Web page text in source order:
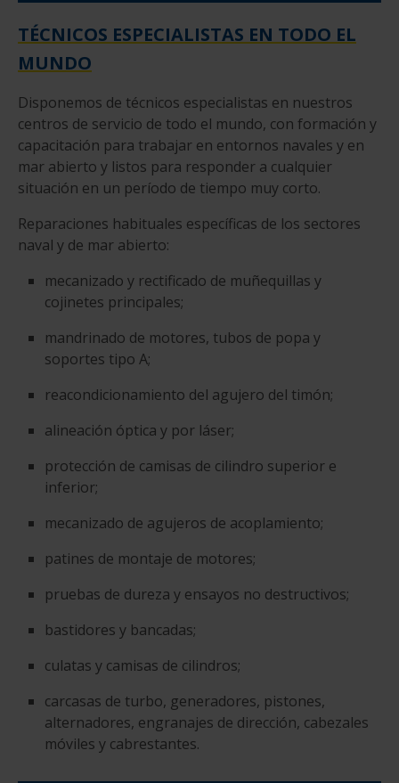
TÉCNICOS ESPECIALISTAS EN TODO EL
MUNDO
Disponemos de técnicos especialistas en nuestros
centros de servicio de todo el mundo, con formación y
capacitación para trabajar en entornos navales y en
mar abierto y listos para responder a cualquier
situación en un período de tiempo muy corto.
Reparaciones habituales específicas de los sectores
naval y de mar abierto:
mecanizado y rectificado de muñequillas y
cojinetes principales;
mandrinado de motores, tubos de popa y
soportes tipo A;
reacondicionamiento del agujero del timón;
alineación óptica y por láser;
protección de camisas de cilindro superior e
inferior;
mecanizado de agujeros de acoplamiento;
patines de montaje de motores;
pruebas de dureza y ensayos no destructivos;
bastidores y bancadas;
culatas y camisas de cilindros;
carcasas de turbo, generadores, pistones,
alternadores, engranajes de dirección, cabezales
móviles y cabrestantes.